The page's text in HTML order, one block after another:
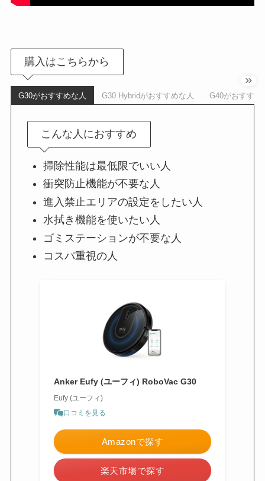
購入はこちらから
G30がおすすめな人 G30 Hybridがおすすめな人 G40がおすすめ
こんな人におすすめ
掃除性能は最低限でいい人
衝突防止機能が不要な人
進入禁止エリアの設定をしたい人
水拭き機能を使いたい人
ゴミステーションが不要な人
コスパ重視の人
Anker Eufy (ユーフィ) RoboVac G30
Eufy (ユーフィ)
口コミを見る
Amazonで探す
楽天市場で探す